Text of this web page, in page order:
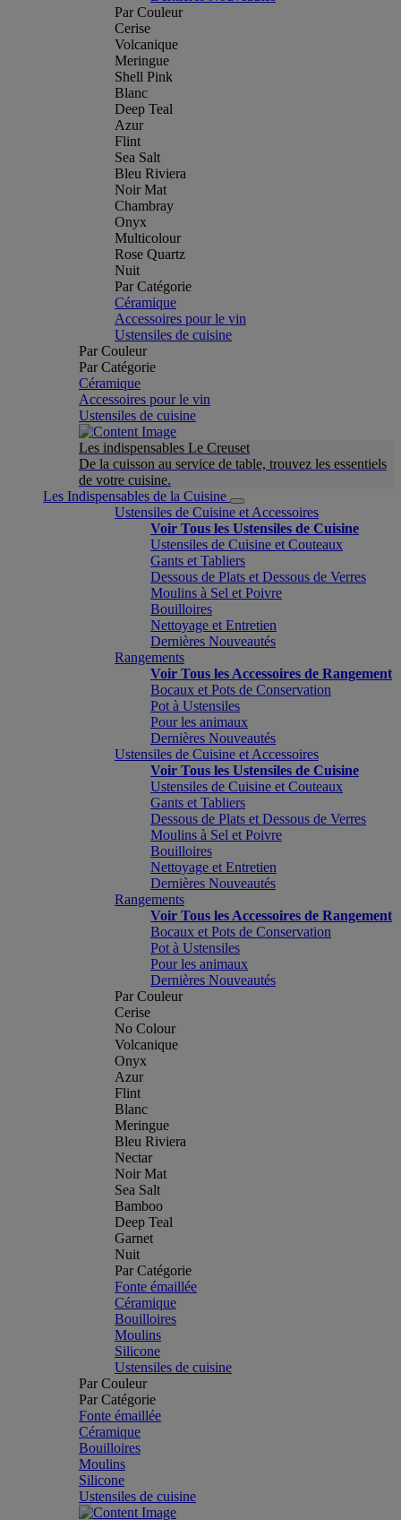
Par Couleur
Cerise
Volcanique
Meringue
Shell Pink
Blanc
Deep Teal
Azur
Flint
Sea Salt
Bleu Riviera
Noir Mat
Chambray
Onyx
Multicolour
Rose Quartz
Nuit
Par Catégorie
Céramique
Accessoires pour le vin
Ustensiles de cuisine
Par Couleur
Par Catégorie
Céramique
Accessoires pour le vin
Ustensiles de cuisine
Les indispensables Le Creuset
De la cuisson au service de table, trouvez les essentiels
de votre cuisine.
Les Indispensables de la Cuisine
Ustensiles de Cuisine et Accessoires
Voir Tous les Ustensiles de Cuisine
Ustensiles de Cuisine et Couteaux
Gants et Tabliers
Dessous de Plats et Dessous de Verres
Moulins à Sel et Poivre
Bouilloires
Nettoyage et Entretien
Dernières Nouveautés
Rangements
Voir Tous les Accessoires de Rangement
Bocaux et Pots de Conservation
Pot à Ustensiles
Pour les animaux
Dernières Nouveautés
Ustensiles de Cuisine et Accessoires
Voir Tous les Ustensiles de Cuisine
Ustensiles de Cuisine et Couteaux
Gants et Tabliers
Dessous de Plats et Dessous de Verres
Moulins à Sel et Poivre
Bouilloires
Nettoyage et Entretien
Dernières Nouveautés
Rangements
Voir Tous les Accessoires de Rangement
Bocaux et Pots de Conservation
Pot à Ustensiles
Pour les animaux
Dernières Nouveautés
Par Couleur
Cerise
No Colour
Volcanique
Onyx
Azur
Flint
Blanc
Meringue
Bleu Riviera
Nectar
Noir Mat
Sea Salt
Bamboo
Deep Teal
Garnet
Nuit
Par Catégorie
Fonte émaillée
Céramique
Bouilloires
Moulins
Silicone
Ustensiles de cuisine
Par Couleur
Par Catégorie
Fonte émaillée
Céramique
Bouilloires
Moulins
Silicone
Ustensiles de cuisine